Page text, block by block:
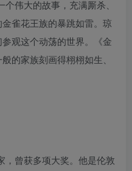
伟大的故事，充满厮杀、
雀花王族的暴跳如雷。琼
观这个动荡的世界。《金
的家族刻画得栩栩如生、
，曾获多项大奖。他是伦敦